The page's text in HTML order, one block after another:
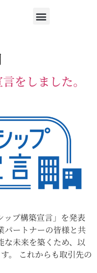
をしました。
ップ構築宣言」を発表
パートナーの皆様と共
な未来を築くため、以
。 これからも取引先の